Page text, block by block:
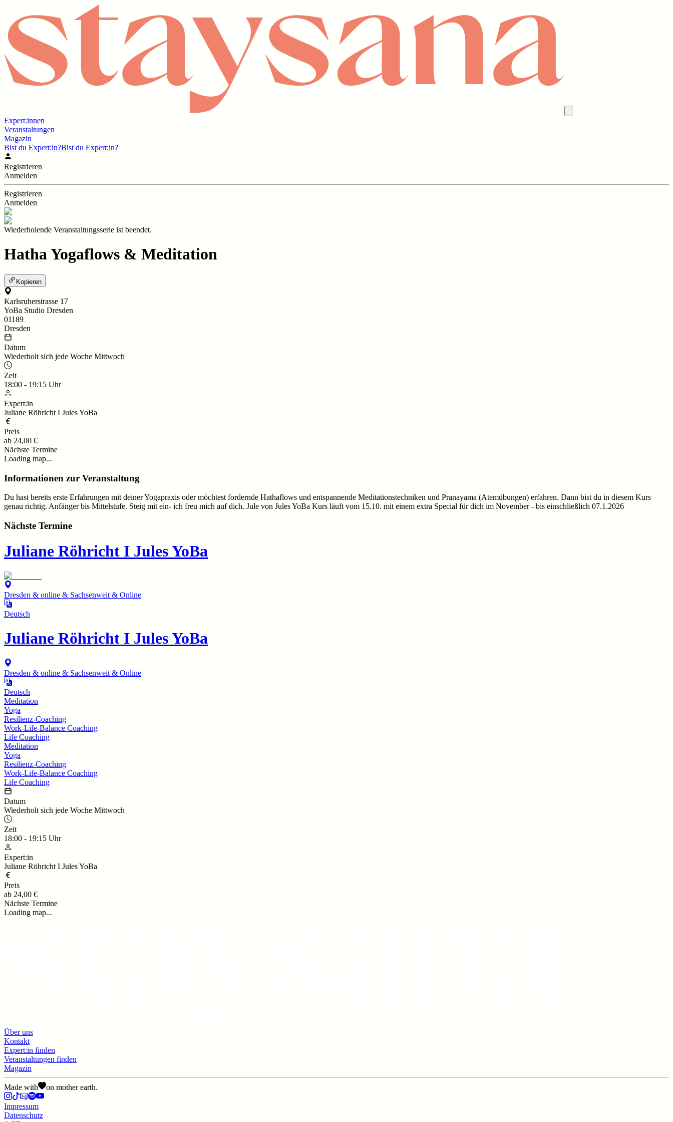
Expert:innen
Veranstaltungen
Magazin
Bist du Expert:in?Bist du Expert:in?
Registrieren
Anmelden
Registrieren
Anmelden
Wiederholende Veranstaltungsserie ist beendet.
Hatha Yogaflows & Meditation
Kopieren
Karlsruherstrasse 17
YoBa Studio Dresden
01189
Dresden
Datum
Wiederholt sich jede Woche Mittwoch
Zeit
18:00 - 19:15 Uhr
Expert:in
Juliane Röhricht I Jules YoBa
Preis
ab 24,00 €
Nächste Termine
Loading map...
Informationen zur Veranstaltung
Du hast bereits erste Erfahrungen mit deiner Yogapraxis oder möchtest fordernde Hathaflows und entspannende Meditationstechniken und Pranayama (Atemübungen) erfahren. Dann bist du in diesem Kurs
genau richtig. Anfänger bis Mittelstufe. Steig mit ein- ich freu mich auf dich. Jule von Jules YoBa Kurs läuft vom 15.10. mit einem extra Special für dich im November - bis einschließlich 07.1.2026
Nächste Termine
Juliane Röhricht I Jules YoBa
Dresden & online & Sachsenweit & Online
Deutsch
Juliane Röhricht I Jules YoBa
Dresden & online & Sachsenweit & Online
Deutsch
Meditation
Yoga
Resilienz-Coaching
Work-Life-Balance Coaching
Life Coaching
Meditation
Yoga
Resilienz-Coaching
Work-Life-Balance Coaching
Life Coaching
Datum
Wiederholt sich jede Woche Mittwoch
Zeit
18:00 - 19:15 Uhr
Expert:in
Juliane Röhricht I Jules YoBa
Preis
ab 24,00 €
Nächste Termine
Loading map...
Über uns
Kontakt
Expert:in finden
Veranstaltungen finden
Magazin
Made with on mother earth.
Impressum
Datenschutz